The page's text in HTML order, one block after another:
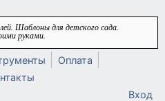
Шаблоны для детского сада.
руками.
Оплата
Вход